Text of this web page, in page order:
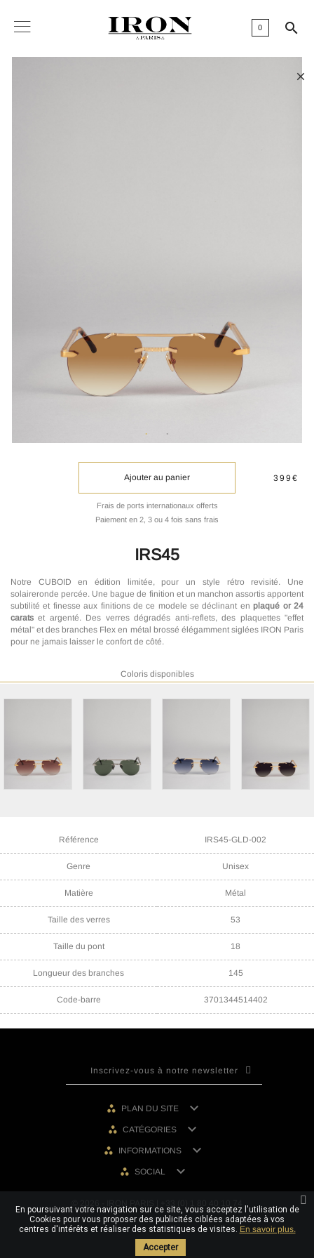
0 

Ajouter au panier
Frais de ports internationaux offerts
Paiement en 2, 3 ou 4 fois sans frais
399€
IRS45
Notre CUBOID en édition limitée, pour un style rétro revisité. Une
solaireronde percée. Une bague de finition et un manchon assortis apportent
subtilité et finesse aux finitions de ce modele se déclinant enplaqué or 24
carats et argenté. Des verres dégradés anti-reflets, des plaquettes "effet
métal" et des branches Flex en métal brossé élégamment siglées IRON Paris
pour ne jamais laisser le confort de côté.
Coloris disponibles
Référence IRS45-GLD-002
Genre Unisex
Matière Métal
Taille des verres 53
Taille du pont 18
Longueur des branches 145
Code-barre 3701344514402
PLAN DU SITE 
CATÉGORIES 
INFORMATIONS 
SOCIAL 
En poursuivant votre navigation sur ce site, vous acceptez l'utilisation de
Cookies pour vous proposer des publicités ciblées adaptées à vos
centres d'intérêts et réaliser des statistiques de visites. En savoir plus.
Accepter